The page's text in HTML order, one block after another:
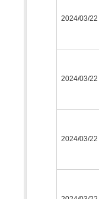
2024/03/22
2024/03/22
2024/03/22